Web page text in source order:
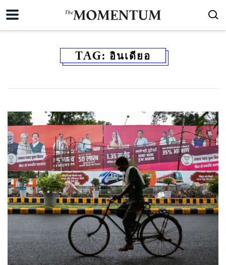
TAG: อินเดียอ
ค้นหา